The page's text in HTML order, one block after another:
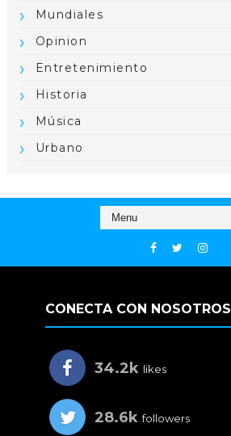
Mundiales
Opinion
Entretenimiento
Historia
Música
Urbano
CONECTA CON NOSOTROS
34.2k likes
28.6k followers